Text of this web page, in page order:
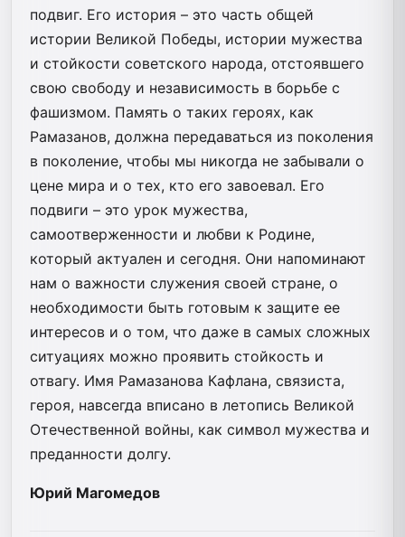
подвиг. Его история – это часть общей
истории Великой Победы, истории мужества
и стойкости советского народа, отстоявшего
свою свободу и независимость в борьбе с
фашизмом. Память о таких героях, как
Рамазанов, должна передаваться из поколения
в поколение, чтобы мы никогда не забывали о
цене мира и о тех, кто его завоевал. Его
подвиги – это урок мужества,
самоотверженности и любви к Родине,
который актуален и сегодня. Они напоминают
нам о важности служения своей стране, о
необходимости быть готовым к защите ее
интересов и о том, что даже в самых сложных
ситуациях можно проявить стойкость и
отвагу. Имя Рамазанова Кафлана, связиста,
героя, навсегда вписано в летопись Великой
Отечественной войны, как символ мужества и
преданности долгу.
Юрий Магомедов